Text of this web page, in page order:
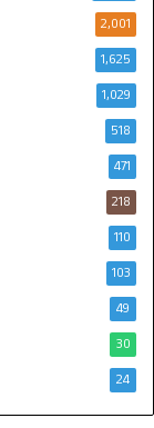
2,001
1,625
1,029
518
471
218
110
103
49
30
24